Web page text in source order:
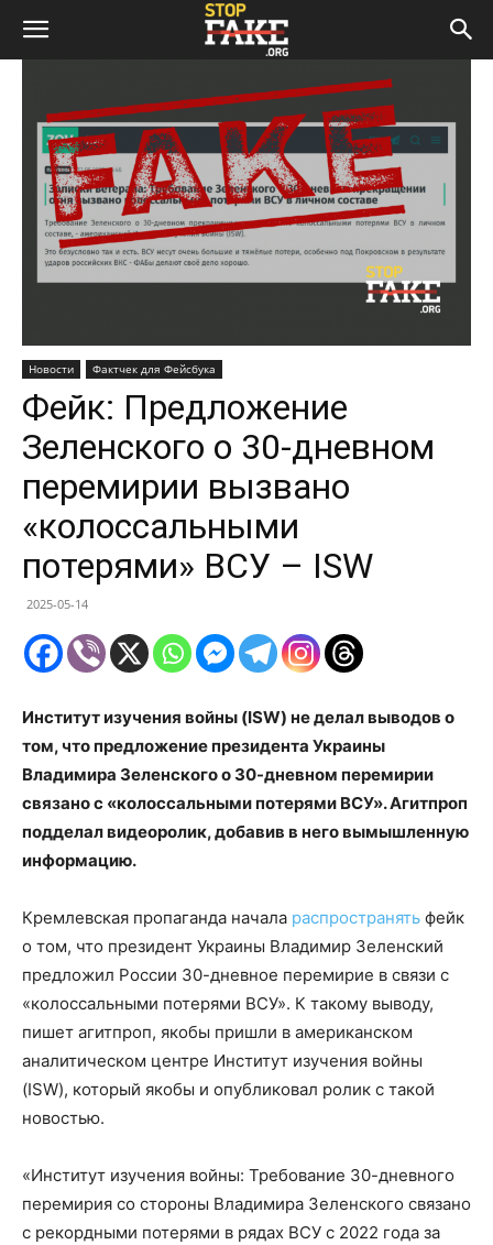
Новости Фактчек для Фейсбука
Фейк: Предложение
Зеленского о 30-дневном
перемирии вызвано
«колоссальными
потерями» ВСУ – ISW
2025-05-14
Институт изучения войны (ISW) не делал выводов о
том, что предложение президента Украины
Владимира Зеленского о 30-дневном перемирии
связано с «колоссальными потерями ВСУ». Агитпроп
подделал видеоролик, добавив в него вымышленную
информацию.
Кремлевская пропаганда начала распространять фейк
о том, что президент Украины Владимир Зеленский
предложил России 30-дневное перемирие в связи с
«колоссальными потерями ВСУ». К такому выводу,
пишет агитпроп, якобы пришли в американском
аналитическом центре Институт изучения войны
(ISW), который якобы и опубликовал ролик с такой
новостью.
«Институт изучения войны: Требование 30-дневного
перемирия со стороны Владимира Зеленского связано
с рекордными потерями в рядах ВСУ с 2022 года за